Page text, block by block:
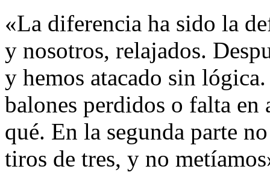
«La diferencia ha sido la
y nosotros, relajados.
y hemos atacado sin
balones perdidos o falta en
qué. En la segunda parte
tiros de tres, y no